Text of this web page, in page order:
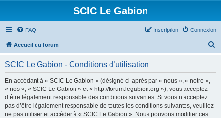
SCIC Le Gabion
FAQ Connexion
Inscription
Accueil du forum
SCIC Le Gabion - Conditions d’utilisation
En accédant à « SCIC Le Gabion » (désigné ci-après par « nous », « notre »,
« nos », « SCIC Le Gabion » et « http://forum.legabion.org »), vous acceptez
d’être légalement responsable des conditions suivantes. Si vous n’acceptez
pas d’être légalement responsable de toutes les conditions suivantes, veuillez
ne pas utiliser et accéder à « SCIC Le Gabion ». Nous pouvons modifier ces